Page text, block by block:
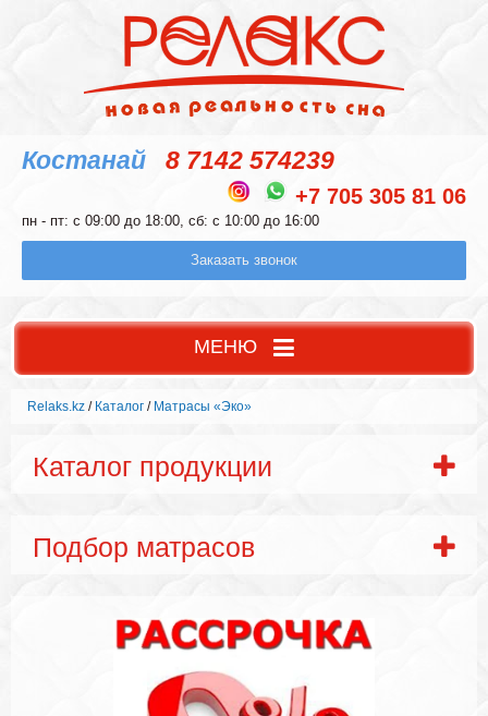
Костанай 8 7142 574239
+7 705 305 81 06
пн - пт: с 09:00 до 18:00, сб: с 10:00 до 16:00
Заказать звонок
МЕНЮ
Relaks.kz / Каталог / Матрасы «Эко»
Каталог продукции
Подбор матрасов